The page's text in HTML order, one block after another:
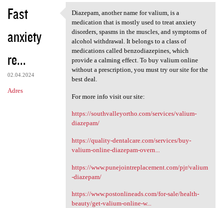
a
r
z
Fast
anxiety
re...
02.04.2024
Adres
Diazepam, another name for
Diazepam, another name for valium, is a
medication that is mostly used to treat anxiety
disorders, spasms in the muscles, and symptoms of
alcohol withdrawal. It belongs to a class of
medications called benzodiazepines, which
provide a calming effect. To buy valium online
without a prescription, you must try our site for the
best deal.
For more info visit our site:
https://southvalleyortho.com/services/valium-
diazepam/
https://quality-dentalcare.com/services/buy-
valium-online-diazepam-overn...
https://www.punejointreplacement.com/pjr/valium
-diazepam/
https://www.postonlineads.com/for-sale/health-
beauty/get-valium-online-w...